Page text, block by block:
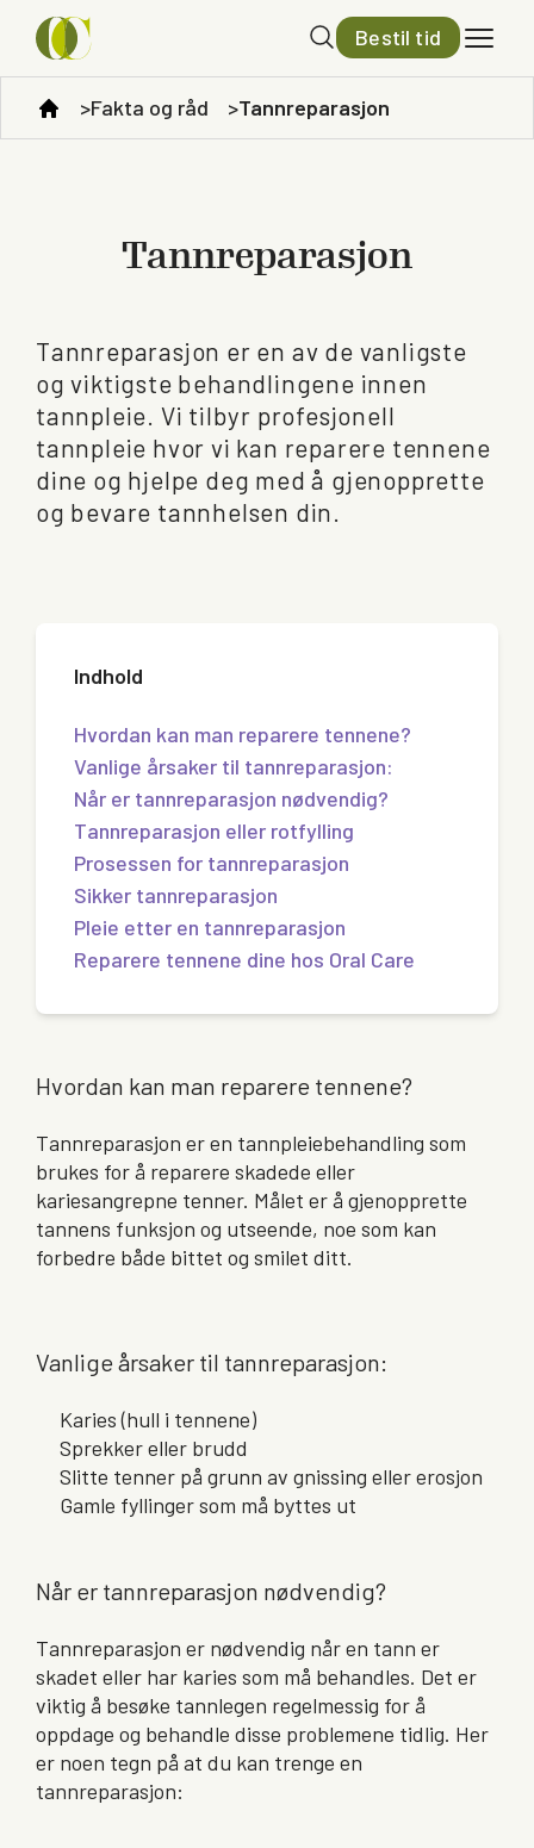
Bestil tid
Fakta og råd Tannreparasjon
Tannreparasjon
Tannreparasjon er en av de vanligste
og viktigste behandlingene innen
tannpleie. Vi tilbyr profesjonell
tannpleie hvor vi kan reparere tennene
dine og hjelpe deg med å gjenopprette
og bevare tannhelsen din.
Hvordan kan man reparere tennene?
Tannreparasjon er en tannpleiebehandling som
brukes for å reparere skadede eller
kariesangrepne tenner. Målet er å gjenopprette
tannens funksjon og utseende, noe som kan
forbedre både bittet og smilet ditt.
Vanlige årsaker til tannreparasjon:
Karies (hull i tennene)
Sprekker eller brudd
Slitte tenner på grunn av gnissing eller erosjon
Gamle fyllinger som må byttes ut
Når er tannreparasjon nødvendig?
Tannreparasjon er nødvendig når en tann er
skadet eller har karies som må behandles. Det er
viktig å besøke tannlegen regelmessig for å
oppdage og behandle disse problemene tidlig. Her
er noen tegn på at du kan trenge en
tannreparasjon:
Indhold
Hvordan kan man reparere tennene?
Vanlige årsaker til tannreparasjon:
Når er tannreparasjon nødvendig?
Tannreparasjon eller rotfylling
Prosessen for tannreparasjon
Sikker tannreparasjon
Pleie etter en tannreparasjon
Reparere tennene dine hos Oral Care